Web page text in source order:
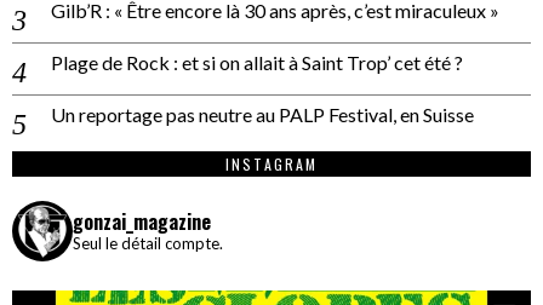
Gilb’R : « Être encore là 30 ans après, c’est miraculeux »
Plage de Rock : et si on allait à Saint Trop’ cet été ?
Un reportage pas neutre au PALP Festival, en Suisse
INSTAGRAM
gonzai_magazine
Seul le détail compte.